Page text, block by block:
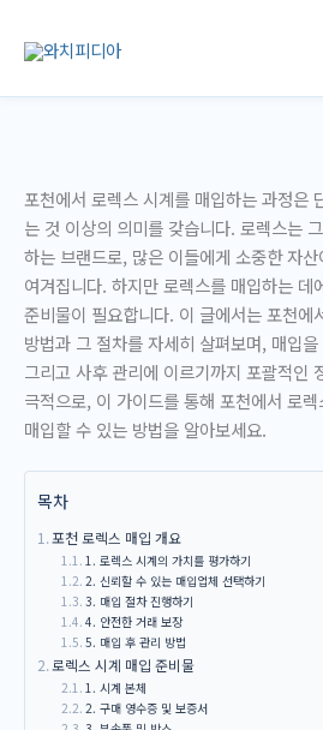
로
포천에서 로렉스 시계를 매입하는 과정은
는 것 이상의 의미를 갖습니다. 로렉스는
하는 브랜드로, 많은 이들에게 소중한 자
여겨집니다. 하지만 로렉스를 매입하는 데
준비물이 필요합니다. 이 글에서는 포천에
방법과 그 절차를 자세히 살펴보며, 매입
그리고 사후 관리에 이르기까지 포괄적인
극적으로, 이 가이드를 통해 포천에서 로
매입할 수 있는 방법을 알아보세요.
목차
포천 로렉스 매입 개요
1. 로렉스 시계의 가치를 평가하기
2. 신뢰할 수 있는 매입업체 선택하기
3. 매입 절차 진행하기
4. 안전한 거래 보장
5. 매입 후 관리 방법
로렉스 시계 매입 준비물
1. 시계 본체
2. 구매 영수증 및 보증서